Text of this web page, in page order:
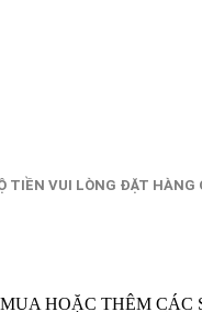
VUI LÒNG ĐẶT HÀNG
HOẶC THÊM CÁC